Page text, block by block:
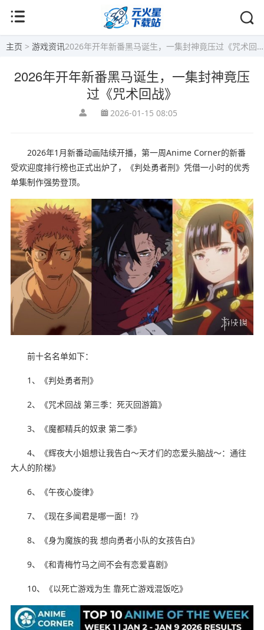
主页 > 游戏资讯2026年开年新番黑马诞生，一集封神竟压过《咒术回战》
2026年开年新番黑马诞生，一集封神竟压
过《咒术回战》
2026-01-15 08:05
2026年1月新番动画陆续开播，第一周Anime Corner的新番
受欢迎度排行榜也正式出炉了，《判处勇者刑》凭借一小时的优秀
单集制作强势登顶。
前十名名单如下：
1、《判处勇者刑》
2、《咒术回战 第三季：死灭回游篇》
3、《魔都精兵的奴隶 第二季》
4、《辉夜大小姐想让我告白～天才们的恋爱头脑战～：通往
大人的阶梯》
6、《午夜心旋律》
7、《现在多闻君是哪一面！?》
8、《身为魔族的我 想向勇者小队的女孩告白》
9、《和青梅竹马之间不会有恋爱喜剧》
10、《以死亡游戏为生 靠死亡游戏混饭吃》